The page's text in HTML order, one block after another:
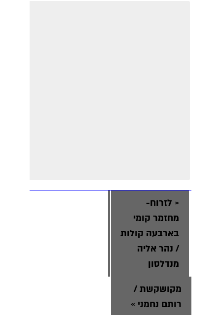
« לזרוח-
מחזמר קומי
בארבעה קולות
/ נהר אליה
מנדלסון
מקושקשת /
רותם נחמני »